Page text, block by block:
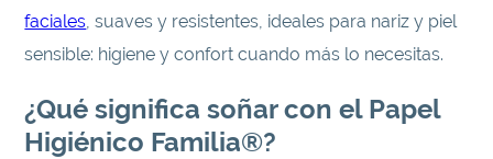
faciales, suaves y resistentes, ideales para nariz y piel
sensible: higiene y confort cuando más lo necesitas.
¿Qué significa soñar con el Papel
Higiénico Familia®?